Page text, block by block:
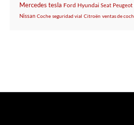
Mercedes tesla Ford Hyundai Seat Peugeot
Nissan Coche seguridad vial Citroën ventas de